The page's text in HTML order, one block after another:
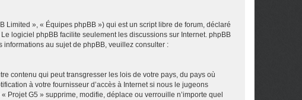
», « Équipes phpBB ») qui est un script libre de forum, déclaré
. Le logiciel phpBB facilite seulement les discussions sur Internet. phpBB
informations au sujet de phpBB, veuillez consulter :
contenu qui peut transgresser les lois de votre pays, du pays où
à votre fournisseur d’accès à Internet si nous le jugeons
Projet G5 » supprime, modifie, déplace ou verrouille n’importe quel